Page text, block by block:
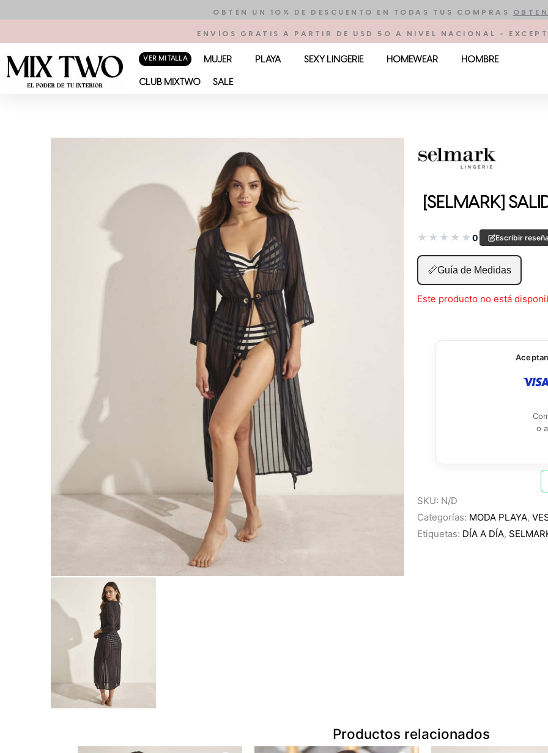
contenido
OBTÉN UN 10% DE DESCUENTO EN TODAS TUS COMPRAS
ENVÍOS GRATIS A PARTIR DE USD 50 A NIVEL NACIONAL -
VER MI TALLA MUJER PLAYA SEXY LINGERIE HOMEWEAR HOMBRE
CLUB MIXTWO SALE
[SELMARK]
★ ★ ★ ★ ★0 Escribir
📏Guía de Medidas
Este producto no está
o a
SKU: N/D
Categorías: MODA PLAYA,
Etiquetas: DÍA A DÍA,
Productos relacionados